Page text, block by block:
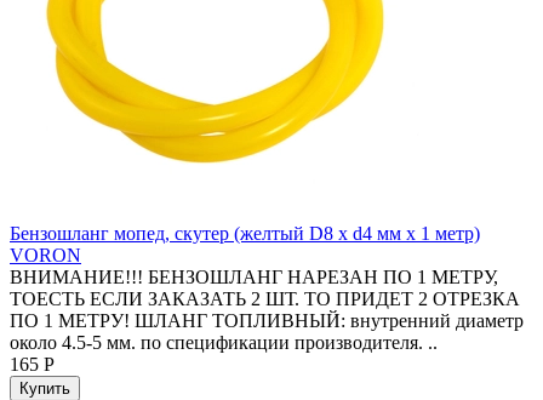
Бензошланг мопед, скутер (желтый D8 x d4 мм x 1 метр)
VORON
ВНИМАНИЕ!!! БЕНЗОШЛАНГ НАРЕЗАН ПО 1 МЕТРУ,
ТОЕСТЬ ЕСЛИ ЗАКАЗАТЬ 2 ШТ. ТО ПРИДЕТ 2 ОТРЕЗКА
ПО 1 МЕТРУ! ШЛАНГ ТОПЛИВНЫЙ: внутренний диаметр
около 4.5-5 мм. по спецификации производителя. ..
165 Р